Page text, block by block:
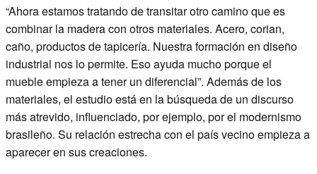
“Ahora estamos tratando de transitar otro camino que es
combinar la madera con otros materiales. Acero, corian,
caño, productos de tapicería. Nuestra formación en diseño
industrial nos lo permite. Eso ayuda mucho porque el
mueble empieza a tener un diferencial”. Además de los
materiales, el estudio está en la búsqueda de un discurso
más atrevido, influenciado, por ejemplo, por el modernismo
brasileño. Su relación estrecha con el país vecino empieza a
aparecer en sus creaciones.